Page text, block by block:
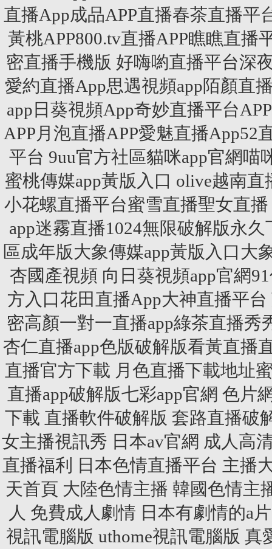
直播App成品APP直播春茶直播平
黃桃APP800.tv直播APP瞧瞧直播
密直播手機版 好嗨喲直播平台深
愛約直播App思遇視頻app陌顏直
app日葵視頻App奇妙直播平台
APP月泡直播APP愛魅直播App52
平台 9uu官方社區貓咪app官網喵
蜜桃傳媒app黃版入口 olive越南
小花螺直播平台蜜雪直播聖女直
app迷霧直播1024無限破解版永
區成年版大象傳媒app黃版入口大
杏國產視頻 向日葵視頻app官網
方入口花田直播App大神直播平
密高顏一對一直播app綠茶直播秀
杏仁直播app色版破解版看黃直播
直播官方下載 月色直播下載地址
直播app破解版七彩app官網 色片
下載 直播軟件破解版 套路直播破
女主播視訊秀 日本av官網 成人高
直播福利
日本色情直播平台 主播
天首頁 大陸色情主播 韓國色情主
人 免費成人劇情 日本有劇情的a片
視訊電腦版 uthome視訊電腦版 真